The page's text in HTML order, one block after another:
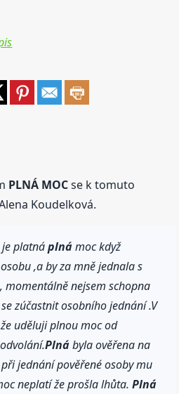
PLNÁ MOCse k tomuto
Koudelková.
je platnáplnámoc když
,a by za mně jednala s
nejsem schopna
zúčastnit osobního jednání .V
uděluji plnou moc od
Plnábyla ověřena na
jednání pověřené osoby mu
neplatí že prošla lhůta.Plná